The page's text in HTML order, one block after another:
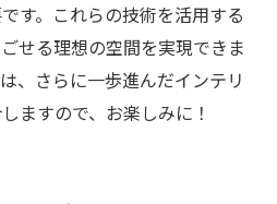
す。これらの技術を活用する
せる理想の空間を実現できま
、さらに一歩進んだインテリ
ますので、お楽しみに！